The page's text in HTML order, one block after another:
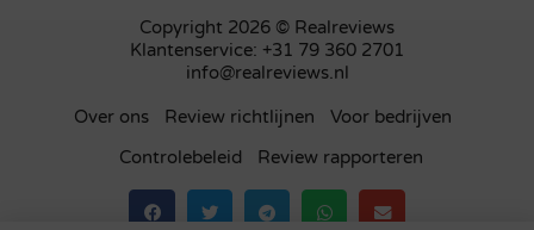
Copyright 2026 © Realreviews
Klantenservice: +31 79 360 2701
info@realreviews.nl
Over ons Review richtlijnen
Voor bedrijven
Controlebeleid
Review rapporteren